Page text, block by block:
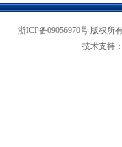
浙ICP备09056970号 版权所
技术支持